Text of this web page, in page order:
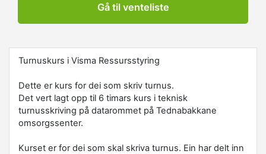
Gå til venteliste
Turnuskurs i Visma Ressursstyring
Dette er kurs for dei som skriv turnus.
Det vert lagt opp til 6 timars kurs i teknisk
turnusskriving på datarommet på Tednabakkane
omsorgssenter.
Kurset er for dei som skal skriva turnus. Ein har delt inn